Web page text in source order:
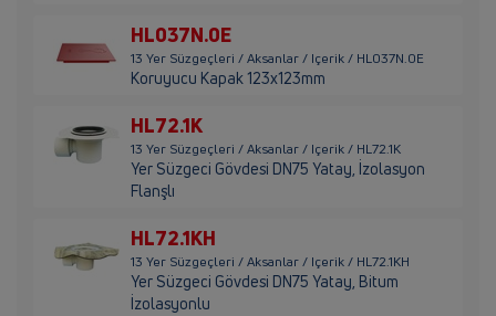
HL037N.0E
13 Yer Süzgeçleri / Aksanlar / Içerik / HL037N.0E
Koruyucu Kapak 123x123mm
HL72.1K
13 Yer Süzgeçleri / Aksanlar / Içerik / HL72.1K
Yer Süzgeci Gövdesi DN75 Yatay, İzolasyon
Flanşlı
HL72.1KH
13 Yer Süzgeçleri / Aksanlar / Içerik / HL72.1KH
Yer Süzgeci Gövdesi DN75 Yatay, Bitum
İzolasyonlu